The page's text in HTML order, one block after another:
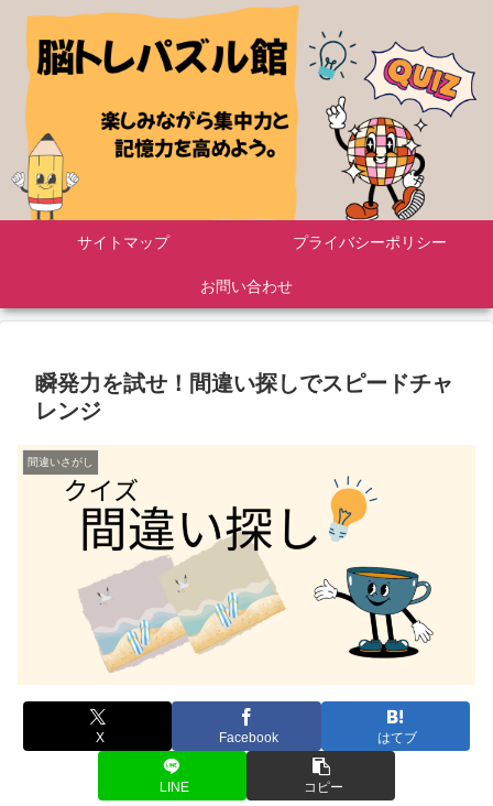
サイトマップ プライバシーポリシー
お問い合わせ
瞬発力を試せ！間違い探しでスピードチャ
レンジ
間違いさがし
X Facebook はてブ
LINE コピー